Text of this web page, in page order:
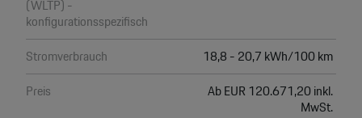
(WLTP) -
konfigurationsspezifisch
Stromverbrauch
18,8 - 20,7 kWh/100 km
Preis
Ab EUR 120.671,20 inkl.
MwSt.